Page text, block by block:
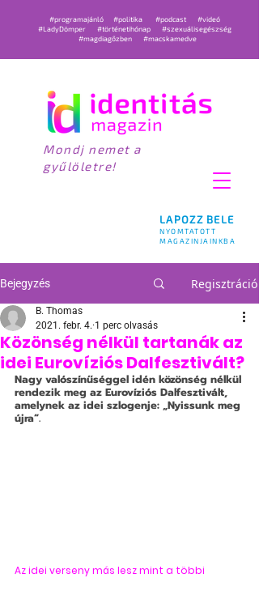
LAPOZZ BELE
NYOMTATOTT
MAGAZINJAINKBA
#programajánló #politika #podcast
#videó
#LadyDömper
#történetihónap
#szexuálisegészség
#magdiagőzben
#macskamedve
Mondj nemet a
gyűlöletre!
Bejegyzés Regisztráció
Közönség nélkül tartanák az
idei Eurovíziós Dalfesztivált?
B. Thomas
2021. febr. 4. 1 perc olvasás
Nagy valószínűséggel idén közönség nélkül
rendezik meg az Eurovíziós Dalfesztivált,
amelynek az idei szlogenje: „Nyissunk meg
újra”.
Az idei verseny más lesz mint a többi